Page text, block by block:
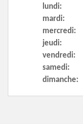
lundi:
mardi:
mercredi:
jeudi:
vendredi:
samedi:
dimanche: